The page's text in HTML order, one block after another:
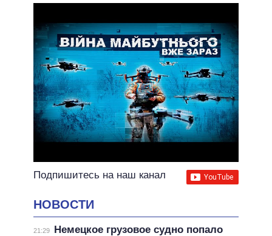
ОБЕЩАНИЯ В ПРОЦЕССЕ
ВСЕ ОБЕЩАНИЯ
АРХИВНЫЕ ОБЕЩАНИЯ
Подпишитесь на наш канал
НОВОСТИ
21:29
Немецкое грузовое судно попало